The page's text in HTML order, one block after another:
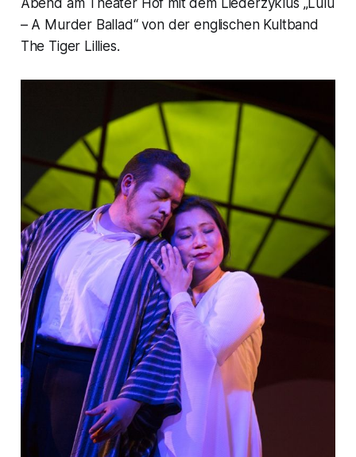
– A Murder Ballad“ von der englischen Kultband
The Tiger Lillies.